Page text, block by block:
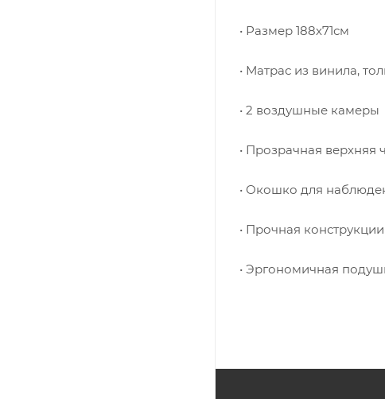
• Размер 188х71см
• Матрас из винила,
• 2 воздушные камеры
• Прозрачная верхняя
• Окошко для
• Прочная конструкции
• Эргономичная